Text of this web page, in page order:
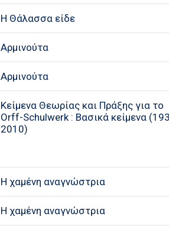
Η Θάλασσα είδε
Αρμινούτα
Αρμινούτα
Κείμενα Θεωρίας και Πράξης για το
Orff-Schulwerk : Βασικά κείμενα
2010)
Η χαμένη αναγνώστρια
Η χαμένη αναγνώστρια